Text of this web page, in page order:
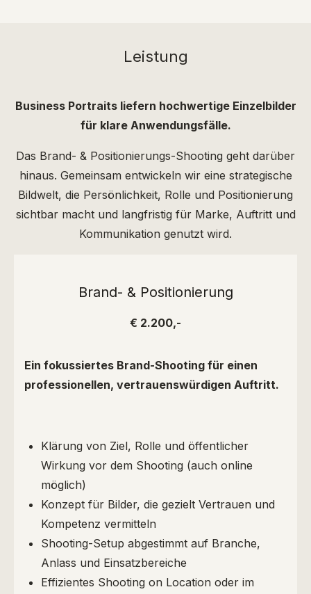
Leistung
Business Portraits liefern hochwertige Einzelbilder
für klare Anwendungsfälle.
Das Brand- & Positionierungs-Shooting geht darüber
hinaus. Gemeinsam entwickeln wir eine strategische
Bildwelt, die Persönlichkeit, Rolle und Positionierung
sichtbar macht und langfristig für Marke, Auftritt und
Kommunikation genutzt wird.
Brand- & Positionierung
€ 2.200,-
Ein fokussiertes Brand-Shooting für einen
professionellen, vertrauenswürdigen Auftritt.
Klärung von Ziel, Rolle und öffentlicher
Wirkung vor dem Shooting (auch online
möglich)
Konzept für Bilder, die gezielt Vertrauen und
Kompetenz vermitteln
Shooting-Setup abgestimmt auf Branche,
Anlass und Einsatzbereiche
Effizientes Shooting on Location oder im